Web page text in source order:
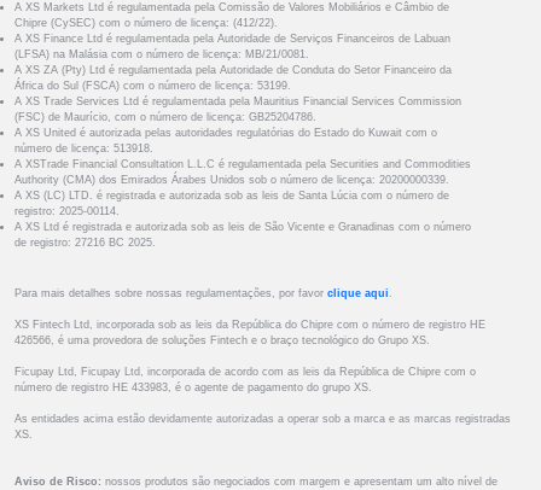
A XS Markets Ltd é regulamentada pela Comissão de Valores Mobiliários e Câmbio de
Chipre (CySEC) com o número de licença: (412/22).
A XS Finance Ltd é regulamentada pela Autoridade de Serviços Financeiros de Labuan
(LFSA) na Malásia com o número de licença: MB/21/0081.
A XS ZA (Pty) Ltd é regulamentada pela Autoridade de Conduta do Setor Financeiro da
África do Sul (FSCA) com o número de licença: 53199.
A XS Trade Services Ltd é regulamentada pela Mauritius Financial Services Commission
(FSC) de Maurício, com o número de licença: GB25204786.
A XS United é autorizada pelas autoridades regulatórias do Estado do Kuwait com o
número de licença: 513918.
A XSTrade Financial Consultation L.L.C é regulamentada pela Securities and Commodities
Authority (CMA) dos Emirados Árabes Unidos sob o número de licença: 20200000339.
A XS (LC) LTD. é registrada e autorizada sob as leis de Santa Lúcia com o número de
registro: 2025-00114.
A XS Ltd é registrada e autorizada sob as leis de São Vicente e Granadinas com o número
de registro: 27216 BC 2025.
Para mais detalhes sobre nossas regulamentações, por favor clique aqui .
XS Fintech Ltd, incorporada sob as leis da República do Chipre com o número de registro HE
426566, é uma provedora de soluções Fintech e o braço tecnológico do Grupo XS.
Ficupay Ltd, Ficupay Ltd, incorporada de acordo com as leis da República de Chipre com o
número de registro HE 433983, é o agente de pagamento do grupo XS.
As entidades acima estão devidamente autorizadas a operar sob a marca e as marcas registradas
XS.
Aviso de Risco: nossos produtos são negociados com margem e apresentam um alto nível de